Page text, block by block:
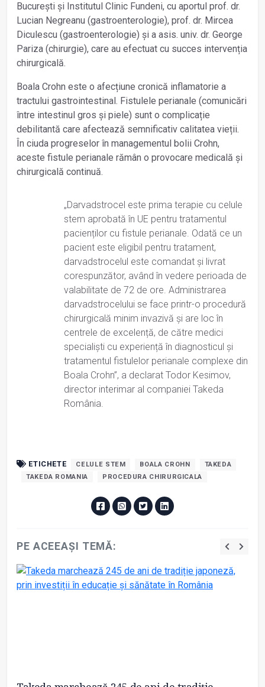
București și Institutul Clinic Fundeni, cu aportul prof. dr.
Lucian Negreanu (gastroenterologie), prof. dr. Mircea
Diculescu (gastroenterologie) și a asis. univ. dr. George
Pariza (chirurgie), care au efectuat cu succes intervenția
chirurgicală.
Boala Crohn este o afecțiune cronică inflamatorie a
tractului gastrointestinal. Fistulele perianale (comunicări
între intestinul gros și piele) sunt o complicație
debilitantă care afectează semnificativ calitatea vieții.
În ciuda progreselor în managementul bolii Crohn,
aceste fistule perianale rămân o provocare medicală și
chirurgicală continuă.
„Darvadstrocel este prima terapie cu celule
stem aprobată în UE pentru tratamentul
pacienților cu fistule perianale. Odată ce un
pacient este eligibil pentru tratament,
darvadstrocelul este comandat și livrat
corespunzător, având în vedere perioada de
valabilitate de 72 de ore. Administrarea
darvadstrocelului se face printr-o procedură
chirurgicală minim invazivă și are loc în
centrele de excelență, de către medici
specialiști cu experiență în diagnosticul și
tratamentul fistulelor perianale complexe din
Boala Crohn”, a declarat Todor Kesimov,
director interimar al companiei Takeda
România.
ETICHETE CELULE STEM BOALA CROHN
TAKEDA
TAKEDA ROMANIA
PROCEDURA CHIRURGICALA
PE ACEEAȘI TEMĂ: